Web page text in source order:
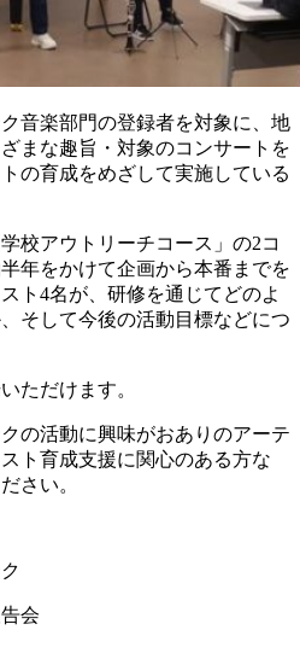
音楽部門の登録者を対象に、地
まな趣旨・対象のコンサートを
の育成をめざして実施している
校アウトリーチコース」の2コ
年をかけて企画から本番までを
ト4名が、研修を通じてどのよ
そして今後の活動目標などにつ
ただけます。
の活動に興味がおありのアーテ
ト育成支援に関心のある方な
さい。
会